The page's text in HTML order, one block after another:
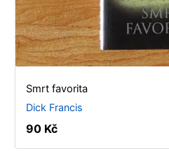
Smrt favorita
Dick Francis
90 Kč